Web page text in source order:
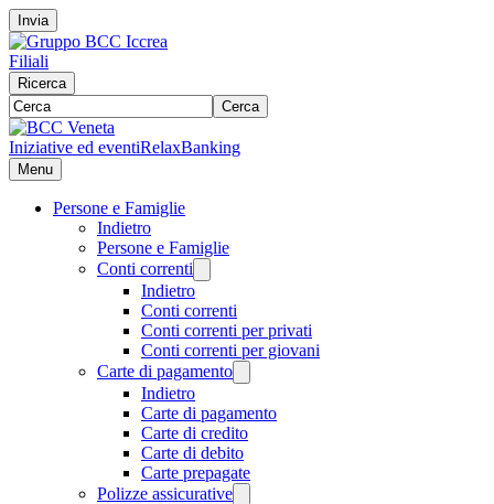
Invia
Filiali
Ricerca
Cerca
Iniziative ed eventiRelaxBanking
Menu
Persone e Famiglie
Indietro
Persone e Famiglie
Conti correnti
Indietro
Conti correnti
Conti correnti per privati
Conti correnti per giovani
Carte di pagamento
Indietro
Carte di pagamento
Carte di credito
Carte di debito
Carte prepagate
Polizze assicurative